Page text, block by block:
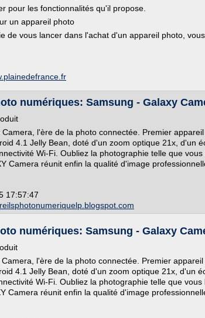
pour les fonctionnalités qu'il propose.
un appareil photo
de vous lancer dans l'achat d'un appareil photo,
numériques: Samsung - Galaxy
l'ère de la photo connectée. Premier
4.1 Jelly Bean, doté d'un zoom optique 21x, d'un
Wi-Fi. Oubliez la photographie telle que
Camera réunit enfin la qualité d'image
17:57:47
numériques: Samsung - Galaxy
l'ère de la photo connectée. Premier
4.1 Jelly Bean, doté d'un zoom optique 21x, d'un
Wi-Fi. Oubliez la photographie telle que vous
Camera réunit enfin la qualité d'image